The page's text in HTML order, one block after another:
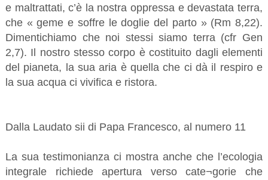
e maltrattati, c’è la nostra oppressa e devastata terra,
che « geme e soffre le doglie del parto » (Rm 8,22).
Dimentichiamo che noi stessi siamo terra (cfr Gen
2,7). Il nostro stesso corpo è costituito dagli elementi
del pianeta, la sua aria è quella che ci dà il respiro e
la sua acqua ci vivifica e ristora.
Dalla Laudato sii di Papa Francesco, al numero 11
La sua testimonianza ci mostra anche che l’ecologia
integrale richiede apertura verso cate¬gorie che